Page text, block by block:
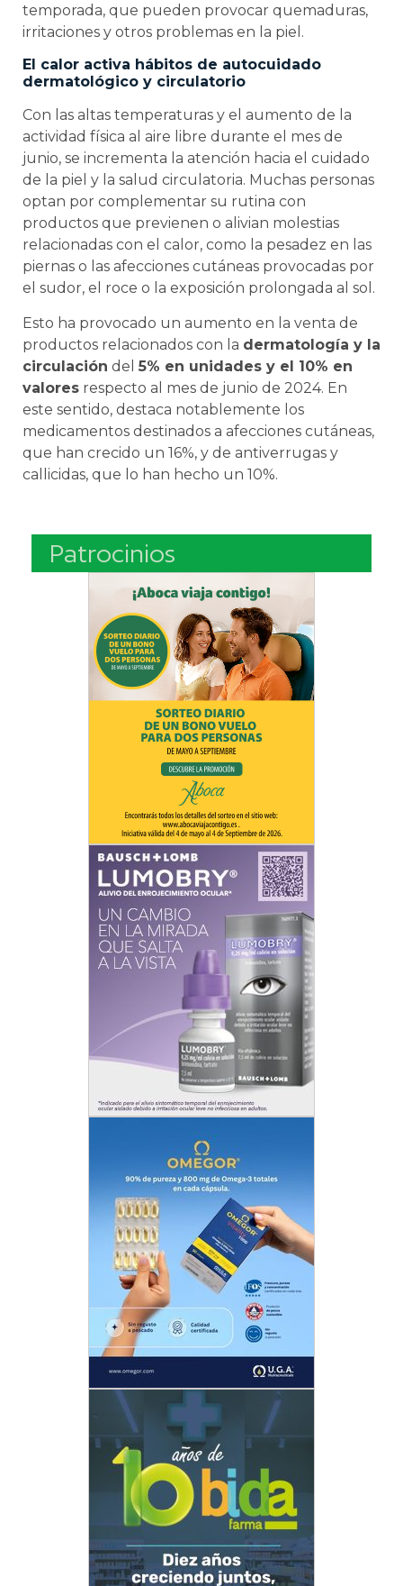
temporada, que pueden provocar quemaduras,
irritaciones y otros problemas en la piel.
El calor activa hábitos de autocuidado
dermatológico y circulatorio
Con las altas temperaturas y el aumento de la
actividad física al aire libre durante el mes de
junio, se incrementa la atención hacia el cuidado
de la piel y la salud circulatoria. Muchas personas
optan por complementar su rutina con
productos que previenen o alivian molestias
relacionadas con el calor, como la pesadez en las
piernas o las afecciones cutáneas provocadas por
el sudor, el roce o la exposición prolongada al sol.
Esto ha provocado un aumento en la venta de
productos relacionados con la dermatología y la
circulación del 5% en unidades y el 10% en
valores respecto al mes de junio de 2024. En
este sentido, destaca notablemente los
medicamentos destinados a afecciones cutáneas,
que han crecido un 16%, y de antiverrugas y
callicidas, que lo han hecho un 10%.
Patrocinios